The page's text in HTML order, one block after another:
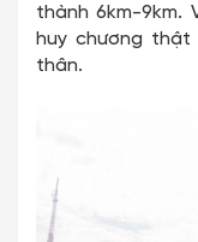
thành 6km-9km.
huy chương
thân.